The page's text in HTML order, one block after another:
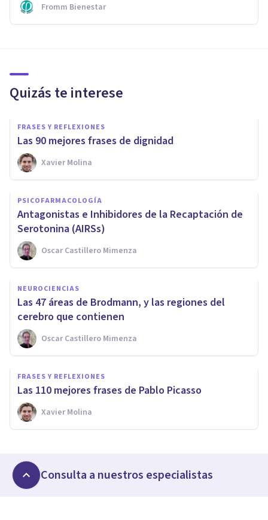
Fromm Bienestar
Quizás te interese
FRASES Y REFLEXIONES
Las 90 mejores frases de dignidad
Xavier Molina
PSICOFARMACOLOGÍA
Antagonistas e Inhibidores de la Recaptación de
Serotonina (AIRSs)
Oscar Castillero Mimenza
NEUROCIENCIAS
Las 47 áreas de Brodmann, y las regiones del
cerebro que contienen
Oscar Castillero Mimenza
FRASES Y REFLEXIONES
Las 110 mejores frases de Pablo Picasso
Xavier Molina
Consulta a nuestros especialistas